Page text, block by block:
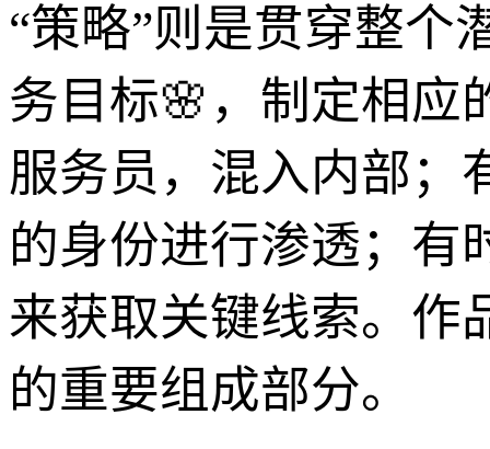
“策略”则是贯穿整个
务目标🌸，制定相应
服务员，混入内部；
的身份进行渗透；有
来获取关键线索。作
的重要组成部分。